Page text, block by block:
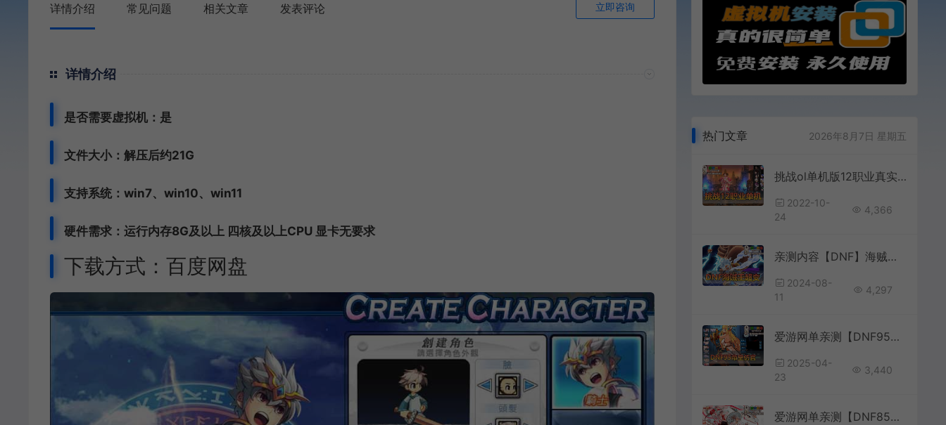
详情介绍 常见问题 相关文章 发表评论 立即咨询
详情介绍
是否需要虚拟机：是
文件大小：解压后约21G
支持系统：win7、win10、win11
硬件需求：运行内存8G及以上 四核及以上CPU 显卡无要求
下载方式：百度网盘
热门文章 2026年8月7日 星期五
挑战ol单机版12职业真实技能可刷金币NPC金币购买物品虚拟机一键端
2022-10-
24
4,366
亲测内容【DNF】海贼王超变单机版丰富职业二觉三觉版本特色玩法地图丰富装备道具带GM后台视频安装教学虚拟机一键端
2024-08-
11
4,297
爱游网单亲测【DNF95】单机版守护者 魔枪士 配套图文攻略 内辅 GM后台视频安装教学虚拟机一键端
2025-04-
23
3,440
爱游网单亲测【DNF85璀璨】单机仿官数值无魔改 女鬼剑女圣职者 主线剧情 安图恩卢克超时空副本 徽章镶嵌 未加密PVF GM工具包 视频安装教学虚拟机一键端